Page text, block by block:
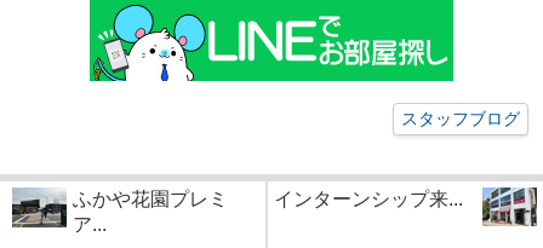
スタッフブログ
ふかや花園プレミ
ア...
インターンシップ来...